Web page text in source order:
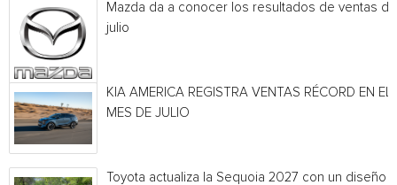
Mazda da a conocer los resultados de ventas de
julio
KIA AMERICA REGISTRA VENTAS RÉCORD EN EL
MES DE JULIO
Toyota actualiza la Sequoia 2027 con un diseño